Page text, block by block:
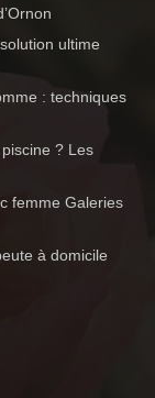
ultime
: techniques
? Les
femme Galeries
à domicile